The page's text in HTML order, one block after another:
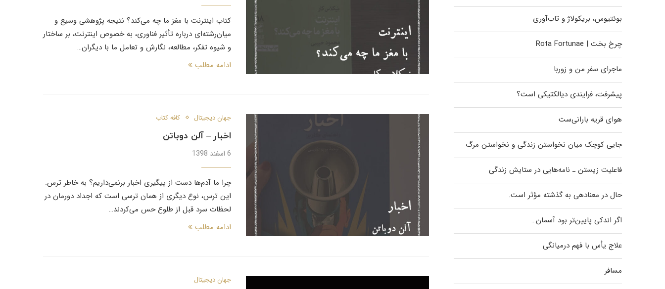
کتاب اینترنت با مغز ما چه می‌کند؟ نتیجه پژوهشی وسیع و
میان‌رشته‌ای درباره تأثیر فناوری، به خصوص اینترنت، بر ساختار
و شیوه تفکر، مطالعه، نگارش و تعامل ما با دیگران…
ادامه مطلب
جهان دیجیتال کافه کتاب
اخبار – آلن دوباتن
6 اسفند 1398
چرا ما آدم‌ها دست از پیگیری اخبار برنمی‌داریم؟ به خاطر ترس.
این ترس، نوع دیگری از همان ترسی است که اجداد دورمان در
لحظات سرد قبل از طلوع حس می‌کردند…
ادامه مطلب
جهان دیجیتال
بوئتیوس، بریکولاژ و تاب‌آوری
چرخ بخت | Rota Fortunae
ماجرای سفر من و زوربا
پیشرفت، فرایندی دیالکتیکی است؟
هوای قریه بارانی‌ست
جایی کوچک میان نخواستن زندگی و نخواستن مرگ
فاعلیت زیستن ـ نامه‌هایی در ستایش زندگی
حال در معنادهی به گذشته مؤثر است.
اگر اندکی پایین‌تر بود آسمان…
علاج یأس با فهم درمیانگی
مسافر